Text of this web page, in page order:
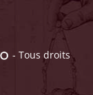
- Tous droits